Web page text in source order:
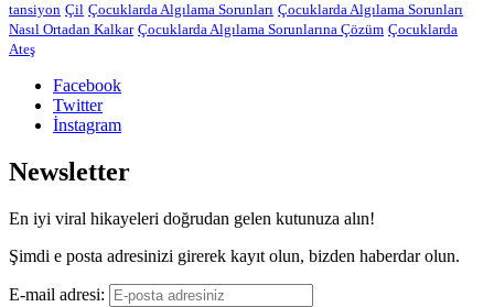
tansiyon Çil Çocuklarda Algılama Sorunları Çocuklarda Algılama Sorunları
Nasıl Ortadan Kalkar Çocuklarda Algılama Sorunlarına Çözüm Çocuklarda
Ateş
Facebook
Twitter
İnstagram
Newsletter
En iyi viral hikayeleri doğrudan gelen kutunuza alın!
Şimdi e posta adresinizi girerek kayıt olun, bizden haberdar olun.
E-mail adresi: